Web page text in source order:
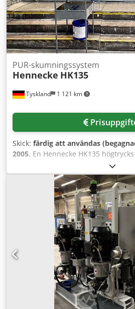
Tyskland 1 121 km
PUR-skumningssystem
Hennecke HK135
Skick: färdig att användas
2005, En Hennecke HK135
polyuretanskumanläggning med
blandningsbehållare, en gjutrobot
släppmedelsrobotar finns
h, verktygshållare: 42,
additivblandning: 10,
arbetstryck: 180 bar, tryckkärl: 330
hårdskum, hårtintegralskum,
halvhårt fyllnadsskum,
varmhärdande mjukskum.
skumning är möjligt. Fullständig
tillgänglig. Visning på plats är